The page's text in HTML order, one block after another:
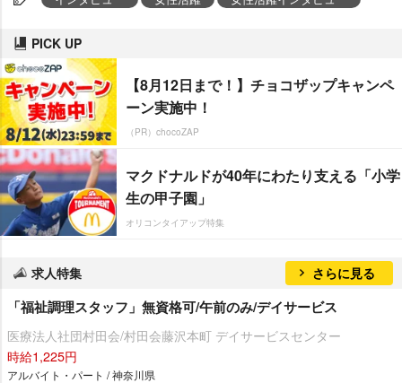
PICK UP
【8月12日まで！】チョコザップキャンペ
ーン実施中！
（PR）chocoZAP
マクドナルドが40年にわたり支える「小学
生の甲子園」
オリコンタイアップ特集
求人特集 さらに見る
「福祉調理スタッフ」無資格可/午前のみ/デイサービス
医療法人社団村田会/村田会藤沢本町 デイサービスセンター
時給1,225円
アルバイト・パート / 神奈川県